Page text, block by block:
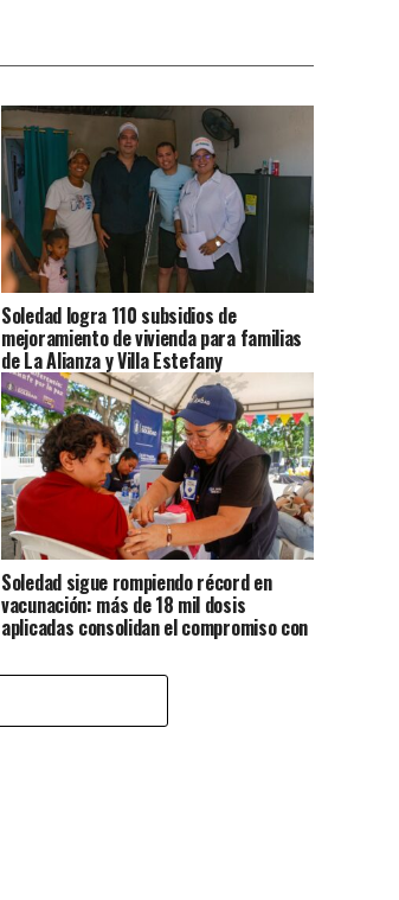
Soledad logra 110 subsidios de
mejoramiento de vivienda para familias
de La Alianza y Villa Estefany
Soledad sigue rompiendo récord en
vacunación: más de 18 mil dosis
aplicadas consolidan el compromiso con